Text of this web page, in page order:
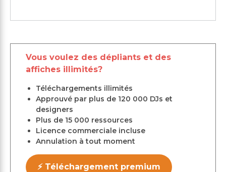
Vous voulez des dépliants et des
affiches illimités?
Téléchargements illimités
Approuvé par plus de 120 000 DJs et
designers
Plus de 15 000 ressources
Licence commerciale incluse
Annulation à tout moment
⚡ Téléchargement premium